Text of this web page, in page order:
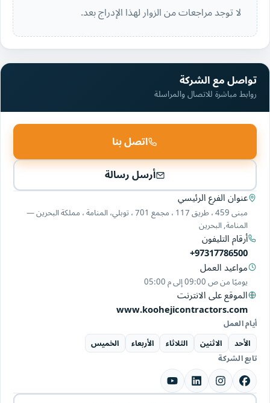
لا توجد مراجعات من الزوار لهذا الإدراج بعد.
تواصل مع الشركة
روابط مباشرة للاتصال والمراسلة
اتصل بنا
أرسل رسالة
عنوان الفرع الرئيسي
مبنى 459 ، طريق 117 ، مجمع 701 ، توبلي، المنامة ، مملكة البحرين —
المنامة, البحرين
أرقام التليفون
+97317786500
مواعيد العمل
يوميًا من09:00 ص إلى05:00 م
الموقع على الانترنت
www.koohejicontractors.com
أيام العمل
الأحد الاثنين الثلاثاء الأربعاء الخميس
تابع الشركة